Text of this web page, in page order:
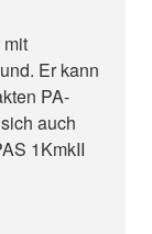
Er kann
PA-
auch
1KmkII